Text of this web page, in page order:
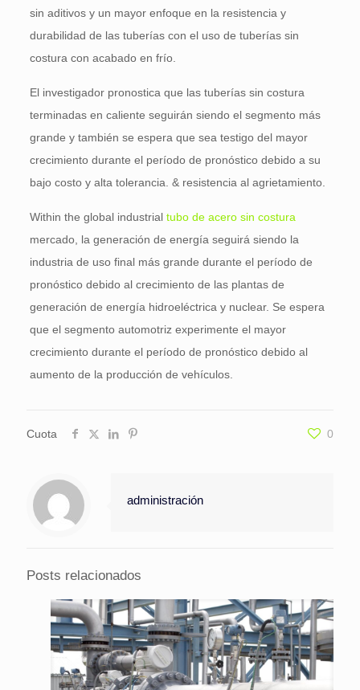
sin aditivos y un mayor enfoque en la resistencia y
durabilidad de las tuberías con el uso de tuberías sin
costura con acabado en frío.
El investigador pronostica que las tuberías sin costura
terminadas en caliente seguirán siendo el segmento más
grande y también se espera que sea testigo del mayor
crecimiento durante el período de pronóstico debido a su
bajo costo y alta tolerancia. & resistencia al agrietamiento.
Within the global industrial tubo de acero sin costura
mercado, la generación de energía seguirá siendo la
industria de uso final más grande durante el período de
pronóstico debido al crecimiento de las plantas de
generación de energía hidroeléctrica y nuclear. Se espera
que el segmento automotriz experimente el mayor
crecimiento durante el período de pronóstico debido al
aumento de la producción de vehículos.
Cuota 0
administración
Posts relacionados